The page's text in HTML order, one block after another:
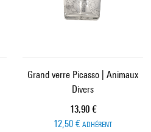
Grand verre Picasso | Animaux
Divers
Prix ​​actuel
13,90 €
12,50 € ADHÉRENT